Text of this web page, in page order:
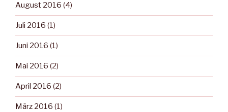
August 2016 (4)
Juli 2016 (1)
Juni 2016 (1)
Mai 2016 (2)
April 2016 (2)
März 2016 (1)